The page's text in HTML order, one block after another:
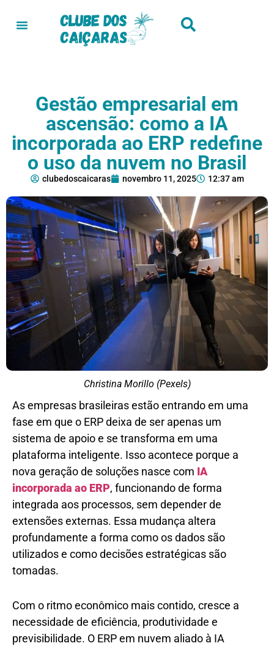
Gestão empresarial em
ascensão: como a IA
incorporada ao ERP redefine
o uso da nuvem no Brasil
clubedoscaicaras novembro 11, 2025 12:37 am
Christina Morillo (Pexels)
As empresas brasileiras estão entrando em uma
fase em que o ERP deixa de ser apenas um
sistema de apoio e se transforma em uma
plataforma inteligente. Isso acontece porque a
nova geração de soluções nasce com IA
incorporada ao ERP, funcionando de forma
integrada aos processos, sem depender de
extensões externas. Essa mudança altera
profundamente a forma como os dados são
utilizados e como decisões estratégicas são
tomadas.
Com o ritmo econômico mais contido, cresce a
necessidade de eficiência, produtividade e
previsibilidade. O ERP em nuvem aliado à IA